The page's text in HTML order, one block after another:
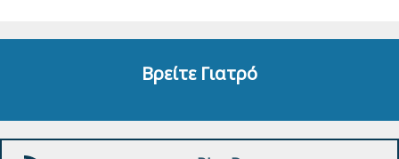
Βρείτε Γιατρό